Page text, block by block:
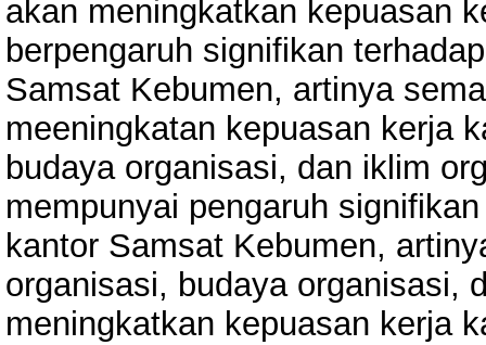
akan meningkatkan kepuasan
berpengaruh signifikan
Samsat Kebumen, artinya
meeningkatan kepuasan kerja
budaya organisasi, dan iklim
mempunyai pengaruh
kantor Samsat Kebumen,
organisasi, budaya organisasi,
meningkatkan kepuasan kerja